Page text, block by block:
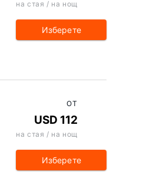
на стая / на нощ
Изберете
ОТ
USD 112
на стая / на нощ
Изберете